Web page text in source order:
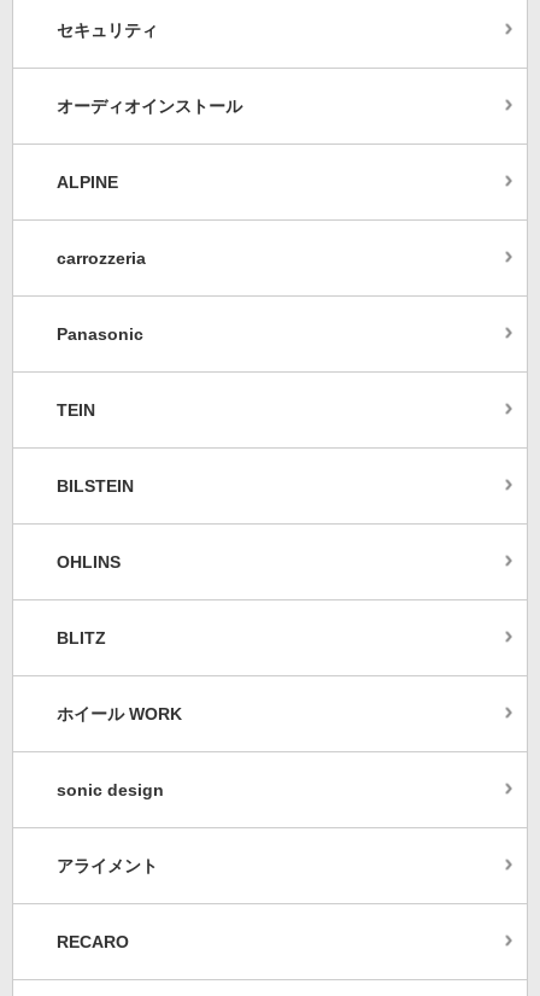
セキュリティ
オーディオインストール
ALPINE
carrozzeria
Panasonic
TEIN
BILSTEIN
OHLINS
BLITZ
ホイール WORK
sonic design
アライメント
RECARO